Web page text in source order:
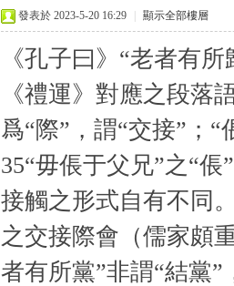
發表於 2023-5-20 16:29 顯示全部樓層
《孔子曰》“老者有
《禮運》對應之段落
爲“際”，謂“交接”；
35“毋倀于父兄”之“
接觸之形式自有不同
之交接際會（儒家頗
者有所黨”非謂“結黨